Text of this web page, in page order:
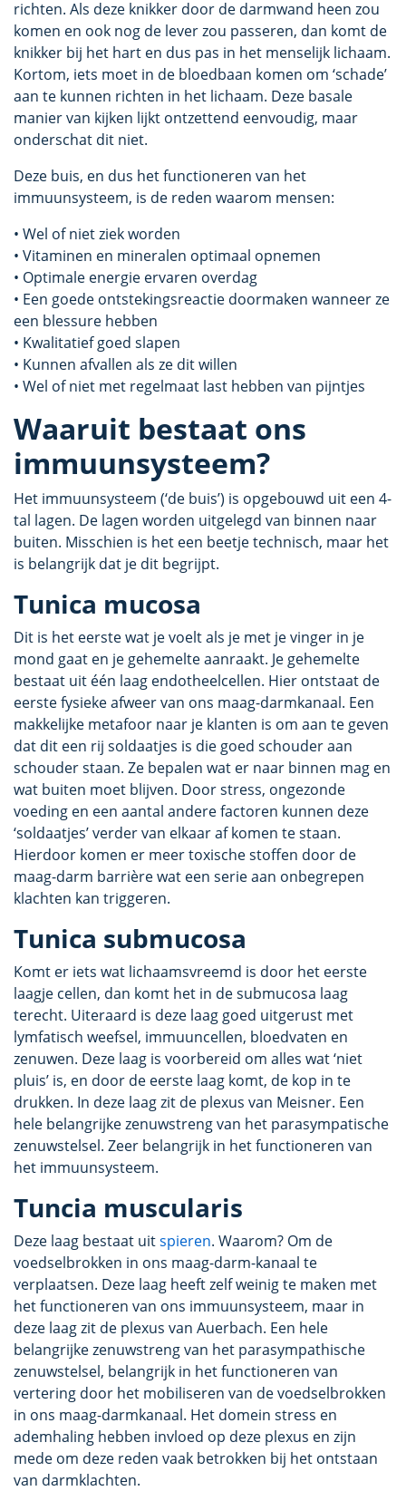
richten. Als deze knikker door de darmwand heen zou
komen en ook nog de lever zou passeren, dan komt de
knikker bij het hart en dus pas in het menselijk lichaam.
Kortom, iets moet in de bloedbaan komen om ‘schade’
aan te kunnen richten in het lichaam. Deze basale
manier van kijken lijkt ontzettend eenvoudig, maar
onderschat dit niet.
Deze buis, en dus het functioneren van het
immuunsysteem, is de reden waarom mensen:
• Wel of niet ziek worden
• Vitaminen en mineralen optimaal opnemen
• Optimale energie ervaren overdag
• Een goede ontstekingsreactie doormaken wanneer ze
een blessure hebben
• Kwalitatief goed slapen
• Kunnen afvallen als ze dit willen
• Wel of niet met regelmaat last hebben van pijntjes
Waaruit bestaat ons
immuunsysteem?
Het immuunsysteem (‘de buis’) is opgebouwd uit een 4-
tal lagen. De lagen worden uitgelegd van binnen naar
buiten. Misschien is het een beetje technisch, maar het
is belangrijk dat je dit begrijpt.
Tunica mucosa
Dit is het eerste wat je voelt als je met je vinger in je
mond gaat en je gehemelte aanraakt. Je gehemelte
bestaat uit één laag endotheelcellen. Hier ontstaat de
eerste fysieke afweer van ons maag-darmkanaal. Een
makkelijke metafoor naar je klanten is om aan te geven
dat dit een rij soldaatjes is die goed schouder aan
schouder staan. Ze bepalen wat er naar binnen mag en
wat buiten moet blijven. Door stress, ongezonde
voeding en een aantal andere factoren kunnen deze
‘soldaatjes’ verder van elkaar af komen te staan.
Hierdoor komen er meer toxische stoffen door de
maag-darm barrière wat een serie aan onbegrepen
klachten kan triggeren.
Tunica submucosa
Komt er iets wat lichaamsvreemd is door het eerste
laagje cellen, dan komt het in de submucosa laag
terecht. Uiteraard is deze laag goed uitgerust met
lymfatisch weefsel, immuuncellen, bloedvaten en
zenuwen. Deze laag is voorbereid om alles wat ‘niet
pluis’ is, en door de eerste laag komt, de kop in te
drukken. In deze laag zit de plexus van Meisner. Een
hele belangrijke zenuwstreng van het parasympatische
zenuwstelsel. Zeer belangrijk in het functioneren van
het immuunsysteem.
Tuncia muscularis
Deze laag bestaat uitspieren. Waarom? Om de
voedselbrokken in ons maag-darm-kanaal te
verplaatsen. Deze laag heeft zelf weinig te maken met
het functioneren van ons immuunsysteem, maar in
deze laag zit de plexus van Auerbach. Een hele
belangrijke zenuwstreng van het parasympathische
zenuwstelsel, belangrijk in het functioneren van
vertering door het mobiliseren van de voedselbrokken
in ons maag-darmkanaal. Het domein stress en
ademhaling hebben invloed op deze plexus en zijn
mede om deze reden vaak betrokken bij het ontstaan
van darmklachten.